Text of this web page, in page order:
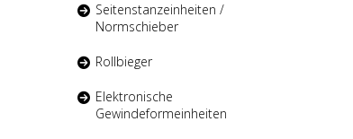
Seitenstanzeinheiten /
Normschieber
Rollbieger
Elektronische
Gewindeformeinheiten